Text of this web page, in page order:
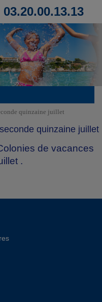
03.20.00.13.13
quinzaine juillet
quinzaine juillet
de vacances
.